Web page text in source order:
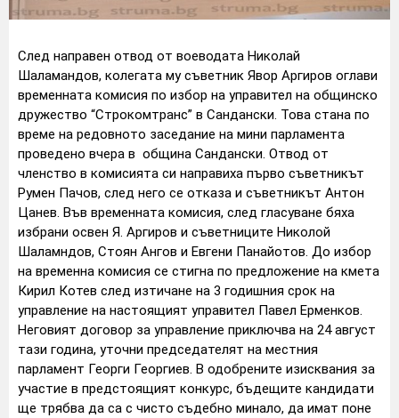
След направен отвод от воеводата Николай
Шаламандов, колегата му съветник Явор Аргиров оглави
временната комисия по избор на управител на общинско
дружество “Строкомтранс” в Сандански. Това стана по
време на редовното заседание на мини парламента
проведено вчера в община Сандански. Отвод от
членство в комисията си направиха първо съветникът
Румен Пачов, след него се отказа и съветникът Антон
Цанев. Във временната комисия, след гласуване бяха
избрани освен Я. Аргиров и съветниците Николой
Шаламндов, Стоян Ангов и Евгени Панайотов. До избор
на временна комисия се стигна по предложение на кмета
Кирил Котев след изтичане на 3 годишния срок на
управление на настоящият управител Павел Ерменков.
Неговият договор за управление приключва на 24 август
тази година, уточни председателят на местния
парламент Георги Георгиев. В одобрените изисквания за
участие в предстоящият конкурс, бъдещите кандидати
ще трябва да са с чисто съдебно минало, да имат поне